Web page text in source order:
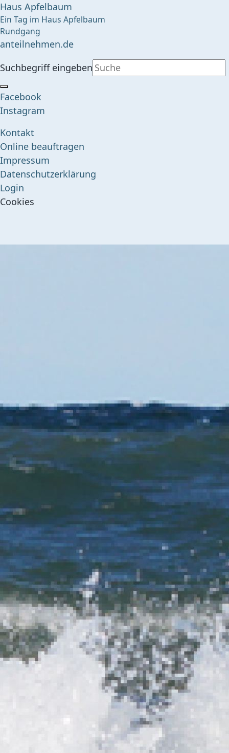
Haus Apfelbaum
Ein Tag im Haus Apfelbaum
Rundgang
anteilnehmen.de
Suchbegriff eingeben
Facebook
Instagram
Kontakt
Online beauftragen
Impressum
Datenschutzerklärung
Login
Cookies